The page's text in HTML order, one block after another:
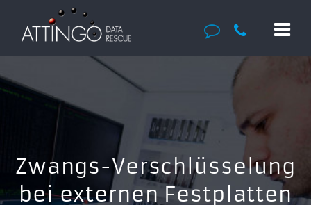
Zwangs-Verschlüsselung
bei externen Festplatten